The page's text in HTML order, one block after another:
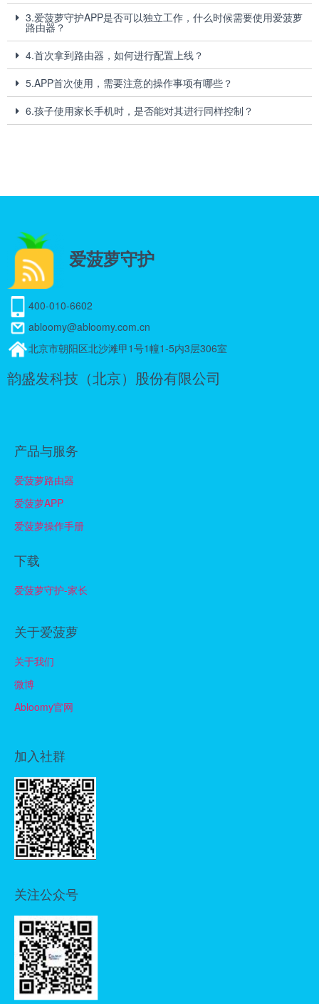
3.爱菠萝守护APP是否可以独立工作，什么时候需要使用爱菠萝
路由器？
4.首次拿到路由器，如何进行配置上线？
5.APP首次使用，需要注意的操作事项有哪些？
6.孩子使用家长手机时，是否能对其进行同样控制？
爱菠萝守护
400-010-6602
abloomy@abloomy.com.cn
北京市朝阳区北沙滩甲1号1幢1-5内3层306室
韵盛发科技（北京）股份有限公司
产品与服务
爱菠萝路由器
爱菠萝APP
爱菠萝操作手册
下载
爱菠萝守护-家长
关于爱菠萝
关于我们
微博
Abloomy官网
加入社群
关注公众号